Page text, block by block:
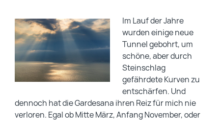
Im Lauf der Jahre
wurden einige neue
Tunnel gebohrt, um
schöne, aber durch
Steinschlag
gefährdete Kurven zu
entschärfen. Und
dennoch hat die Gardesana ihren Reiz für mich nie
verloren. Egal ob Mitte März, Anfang November, oder